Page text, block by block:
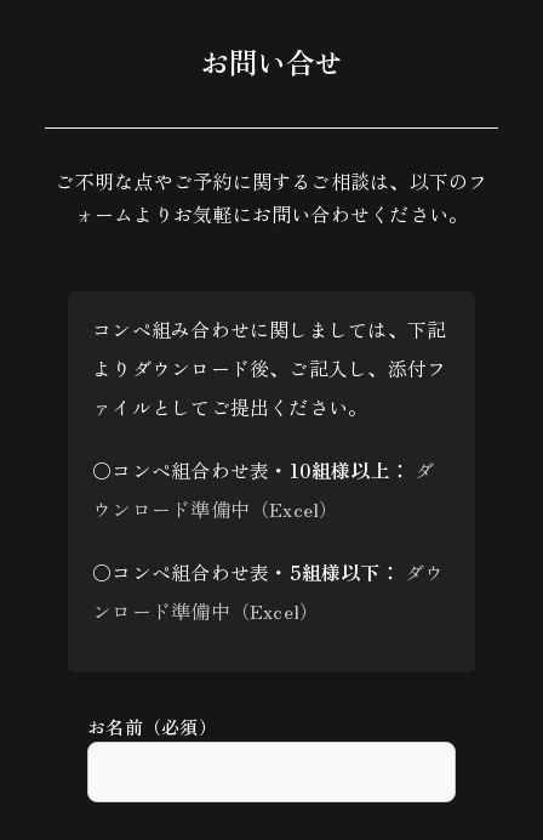
お問い合せ
ご不明な点やご予約に関するご相談は、以下のフ
ォームよりお気軽にお問い合わせください。
コンペ組み合わせに関しましては、下記
よりダウンロード後、ご記入し、添付フ
ァイルとしてご提出ください。
○コンペ組合わせ表・ 10組様以上： ダ
ウンロード準備中（Excel）
○コンペ組合わせ表・ 5組様以下： ダウ
ンロード準備中（Excel）
お名前（必須）